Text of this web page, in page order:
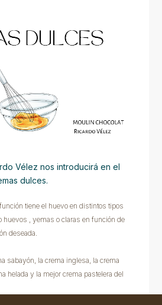
Vélez nos introducirá en el
dulces.
tiene el huevo en distintos tipos
huevos , yemas o claras en función de
deseada.
sabayón, la crema inglesa, la crema
helada y la mejor crema pastelera del